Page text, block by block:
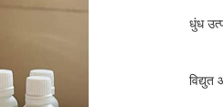
धुंध
विद्युत